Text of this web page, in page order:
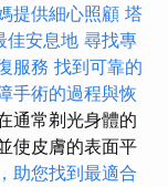
提供細心照顧 塔
佳安息地 尋找專
服務 找到可靠的
手術的過程與恢
通常剃光身體的
使皮膚的表面平
助您找到最適合